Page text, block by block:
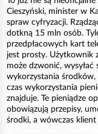
Cieszyński, minister w
spraw cyfryzacji.
dotkną 15 mln osób.
przedpłacowych kart
jest prosty. Użytkownik
może dzwonić,
wykorzystania środków,
czas wykorzystania
znajduje. Te pieniądze
obowiązują przepisy,
środki, a wówczas